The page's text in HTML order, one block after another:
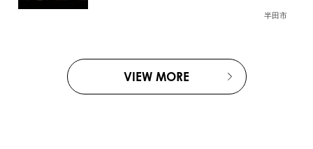
半田市
VIEW MORE